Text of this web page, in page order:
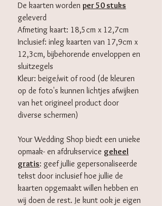
De kaarten worden per 50 stuks
geleverd
Afmeting kaart: 18,5cm x 12,7cm
Inclusief: inleg kaarten van 17,9cm x
12,3cm, bijbehorende enveloppen en
sluitzegels
Kleur: beige/wit of rood (de kleuren
op de foto's kunnen lichtjes afwijken
van het origineel product door
diverse schermen)
Your Wedding Shop biedt een unieke
opmaak- en afdrukservice geheel
gratis: geef jullie gepersonaliseerde
tekst door inclusief hoe jullie de
kaarten opgemaakt willen hebben en
wij doen de rest. Je kunt ook je eigen